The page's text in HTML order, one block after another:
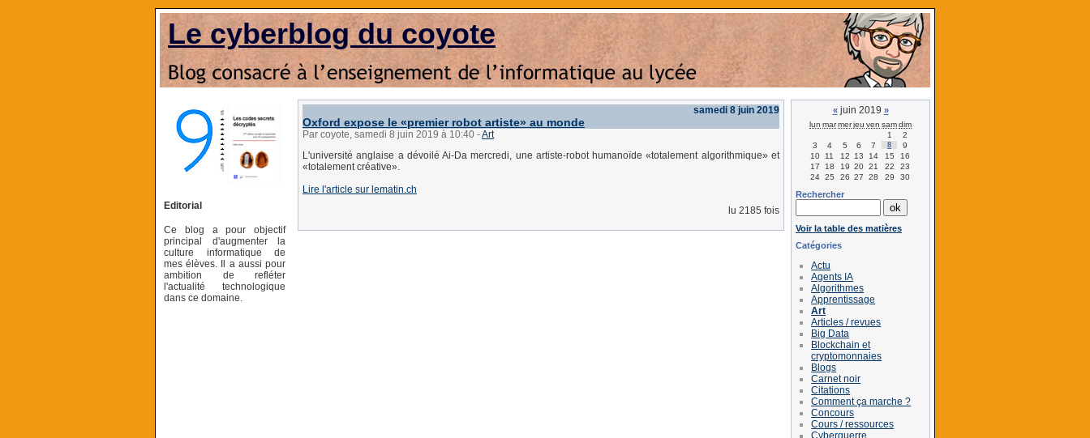
Le cyberblog du coyote
Editorial
Ce blog a pour objectif
principal d'augmenter la
culture informatique de
mes élèves. Il a aussi pour
ambition de refléter
l'actualité technologique
dans ce domaine.
samedi 8 juin 2019
Oxford expose le «premier robot artiste» au monde
Par coyote, samedi 8 juin 2019 à 10:40 -Art
L'université anglaise a dévoilé Ai-Da mercredi, une artiste-robot humanoïde «totalement algorithmique» et
«totalement créative».
Lire l'article sur lematin.ch
lu 2185 fois
«juin 2019 »
lun marmerjeu ven samdim
1
2
3
4 5 6 7 8
9
10
11 12 13 14 15
16
17
18 19 20 21 22
23
24 25 26 27 28 29 30
Rechercher
Voir la table des matières
Catégories
Actu
Agents IA
Algorithmes
Apprentissage
Art
Articles / revues
Big Data
Blockchain et
cryptomonnaies
Blogs
Carnet noir
Citations
Comment ça marche ?
Concours
Cours / ressources
Cyberguerre